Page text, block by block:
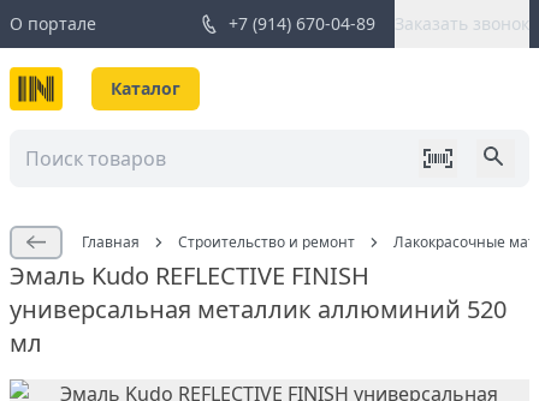
О портале +7 (914) 670-04-89 Заказать звонок
Каталог
Главная Строительство и ремонт Лакокрасочные
Эмаль Kudo REFLECTIVE FINISH
универсальная металлик аллюминий 520
мл